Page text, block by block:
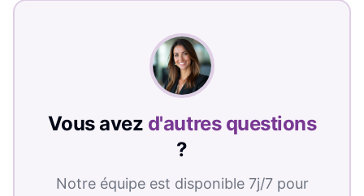
Vous avez d'autres questions
?
Notre équipe est disponible 7j/7 pour